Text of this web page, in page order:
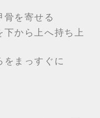
骨を寄せる
下から上へ持ち上
をまっすぐに